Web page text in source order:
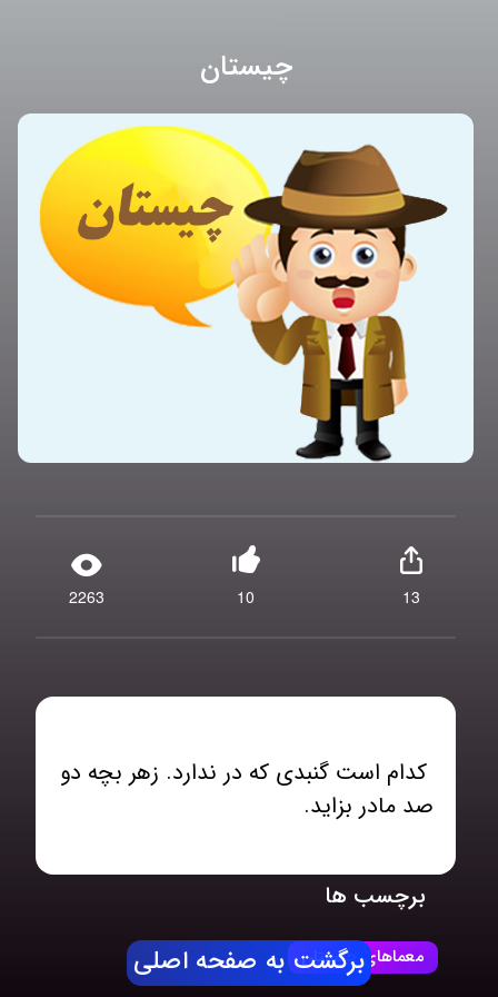
چیستان
2263 10 13
کدام است گنبدی که در ندارد. زهر بچه دو
صد مادر بزاید.
برچسب ها
معماهای چیستانبرگشت به صفحه اصلی